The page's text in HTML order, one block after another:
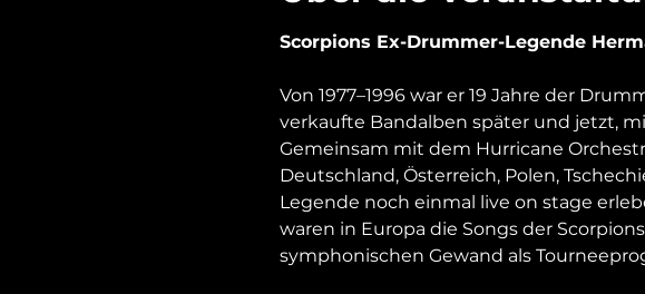
Scorpions Ex-Drummer-Legende
Von 1977–1996 war er 19 Jahre der
verkaufte Bandalben später und jetzt,
Gemeinsam mit dem Hurricane
Deutschland, Österreich, Polen,
Legende noch einmal live on stage
waren in Europa die Songs der
symphonischen Gewand als